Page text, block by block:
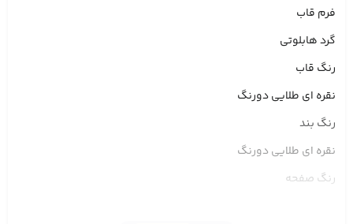
فرم قاب
گرد هابلوتی
رنگ قاب
نقره ای طلایی دورنگ
رنگ بند
نقره ای طلایی دورنگ
رنگ صفحه